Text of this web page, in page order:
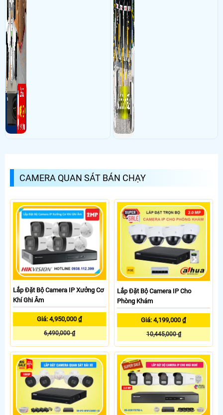
CAMERA QUAN SÁT BÁN CHẠY
Lắp Đặt Bộ Camera IP Xưởng Cơ
Khí Ghi Âm
Giá: 4,950,000 ₫
6,490,000 ₫
Lắp Đặt Bộ Camera IP Cho
Phòng Khám
Giá: 4,199,000 ₫
10,445,000 ₫